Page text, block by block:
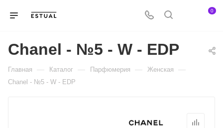
0
Chanel - №5 - W - EDP
Главная — Каталог — Парфюмерия — Женская —
Chanel - №5 - W - EDP